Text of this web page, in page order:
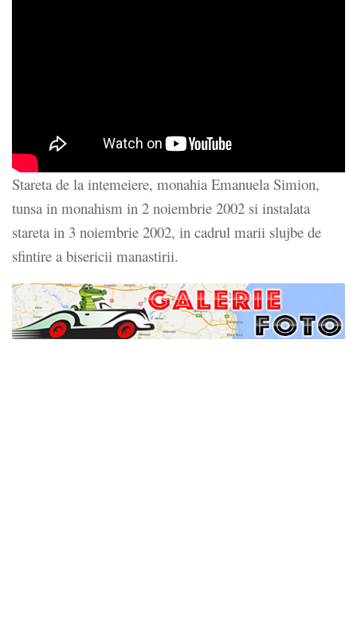
Stareta de la intemeiere, monahia Emanuela Simion,
tunsa in monahism in 2 noiembrie 2002 si instalata
stareta in 3 noiembrie 2002, in cadrul marii slujbe de
sfintire a bisericii manastirii.